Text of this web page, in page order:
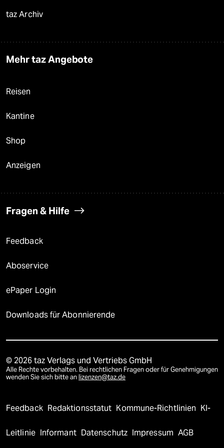
taz Archiv
Mehr taz Angebote
Reisen
Kantine
Shop
Anzeigen
Fragen & Hilfe
Feedback
Aboservice
ePaper Login
Downloads für Abonnierende
© 2026 taz Verlags und Vertriebs GmbH
Alle Rechte vorbehalten. Bei rechtlichen Fragen oder für Genehmigungen
wenden Sie sich bitte an lizenzen@taz.de
Feedback Redaktionsstatut Kommune-Richtlinien KI-
Leitlinie Informant Datenschutz Impressum AGB